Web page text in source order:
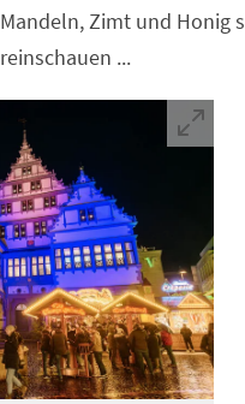
Mandeln, Zimt und Honig
reinschauen ...